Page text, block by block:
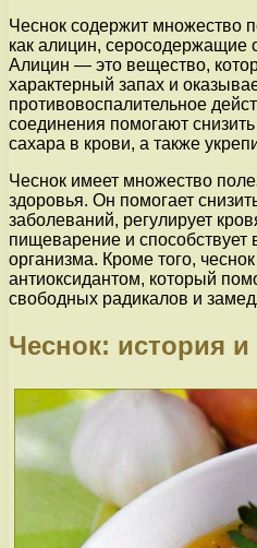
Чеснок содержит множество
как алицин, серосодержащие
Алицин — это вещество,
характерный запах и
противовоспалительное
соединения помогают
сахара в крови, а также
Чеснок имеет множество
здоровья. Он помогает
заболеваний, регулирует
пищеварение и способствует
организма. Кроме того,
антиоксидантом, который
свободных радикалов и
Чеснок: история